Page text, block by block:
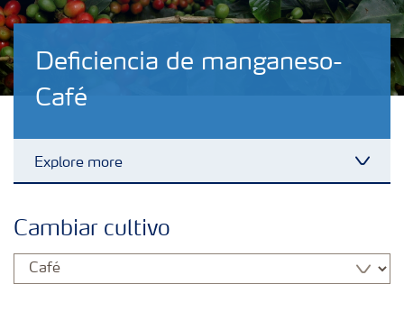
Deficiencia de manganeso-
Café
Explore more
Portafolio de Agricultura Digital
Cambiar cultivo